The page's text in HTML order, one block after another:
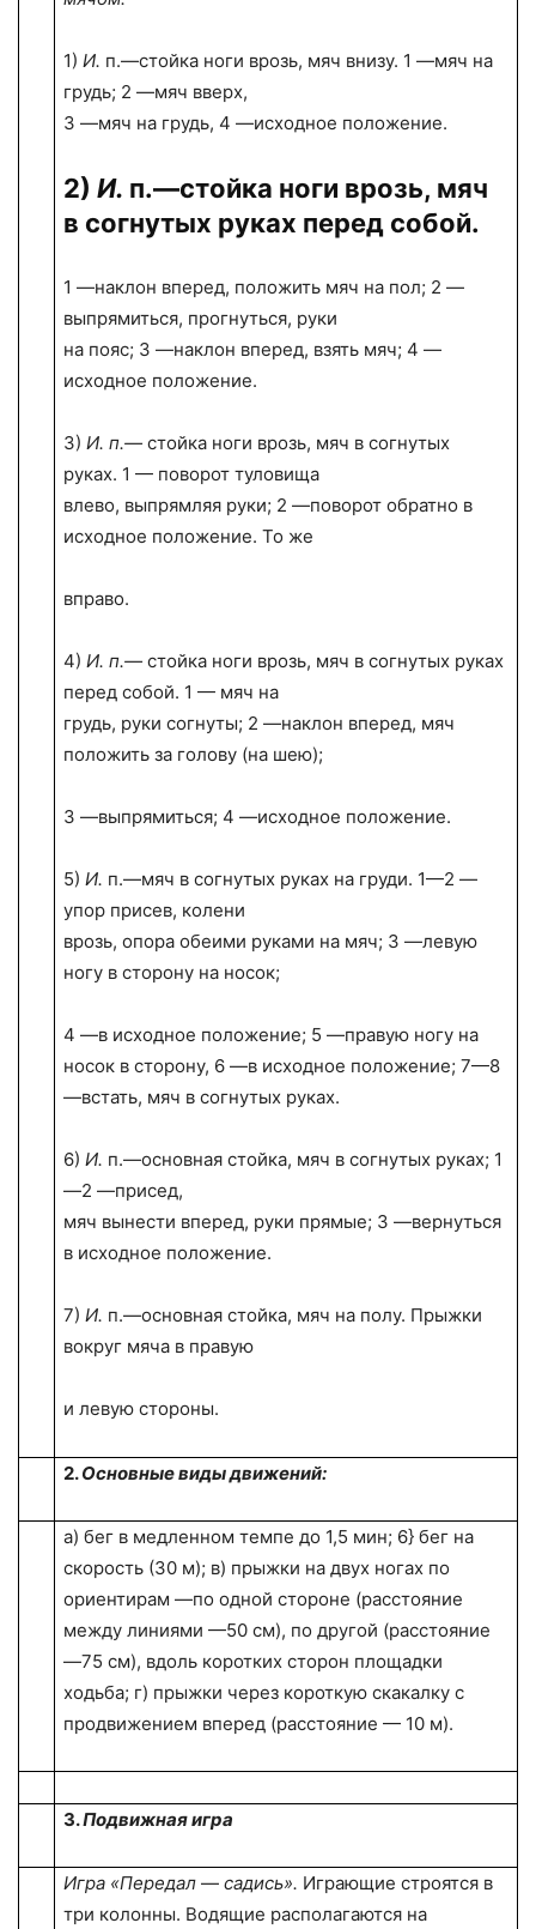
1)И. п.—стойка ноги врозь, мяч внизу. 1 —мяч на
грудь; 2 —мяч вверх,
3 —мяч на грудь, 4 —исходное положение.
2)И. п.—стойка ноги врозь, мяч
в согнутых руках перед собой.
1 —наклон вперед, положить мяч на пол; 2 —
выпрямиться, прогнуться, руки
на пояс; 3 —наклон вперед, взять мяч; 4 —
исходное положение.
3)И. п.—стойка ноги врозь, мяч в согнутых
руках. 1 — поворот туловища
влево, выпрямляя руки; 2 —поворот обратно в
исходное положение. То же
вправо.
4)И. п.—стойка ноги врозь, мяч в согнутых руках
перед собой. 1 — мяч на
грудь, руки согнуты; 2 —наклон вперед, мяч
положить за голову (на шею);
3 —выпрямиться; 4 —исходное положение.
5)И. п.—мяч в согнутых руках на груди. 1—2 —
упор присев, колени
врозь, опора обеими руками на мяч; 3 —левую
ногу в сторону на носок;
4 —в исходное положение; 5 —правую ногу на
носок в сторону, 6 —в исход­ное положение; 7—8
—встать, мяч в согнутых руках.
6)И. п.—основная стойка, мяч в согнутых руках; 1
—2 —присед,
мяч вынести вперед, руки прямые; 3 —вернуться
в исходное положение.
7)И. п.—основная стойка, мяч на полу. Прыжки
вокруг мяча в правую
и левую стороны.
2.Основные виды движений:
а) бег в медленном темпе до 1,5 мин; 6} бег на
скорость (30 м); в) прыжки на двух ногах по
ориентирам —по одной стороне (расстояние
между линиями —50 см), по другой (расстояние
—75 см), вдоль коротких сторон площадки
ходьба; г) прыжки через короткую скакалку с
продвижением вперед (расстояние — 10 м).
3.Подвижная игра
Игра «Передал—садись». Играющие строятся в
три колонны. Водящие располагаются на